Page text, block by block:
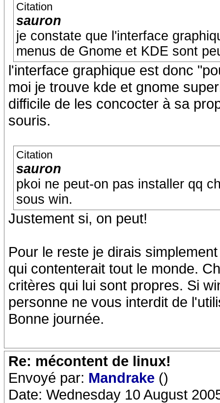
Citation
sauron
je constate que l'interface
menus de Gnome et KDE sont
l'interface graphique est donc
moi je trouve kde et gnome
difficile de les concocter à sa
souris.
Citation
sauron
pkoi ne peut-on pas installer qq
sous win.
Justement si, on peut!
Pour le reste je dirais
qui contenterait tout le monde.
critères qui lui sont propres. Si
personne ne vous interdit de
Bonne journée.
Re: mécontent de linux!
Envoyé par: Mandrake ()
Date: Wednesday 10 August